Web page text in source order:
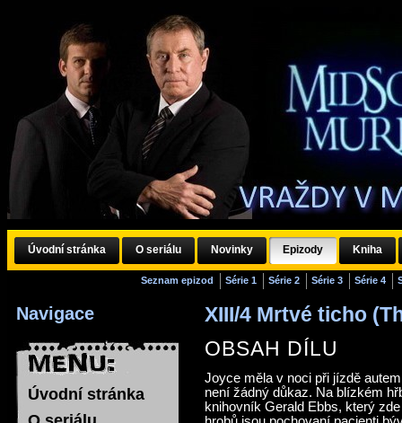
Úvodní stránka O seriálu Novinky Epizody Kniha
Seznam epizod Série 1 Série 2 Série 3 Série 4
Navigace
Úvodní stránka
XIII/4 Mrtvé ticho
OBSAH DÍLU
Joyce měla v noci při jízdě
není žádný důkaz. Na blízkém
knihovník Gerald Ebbs, který